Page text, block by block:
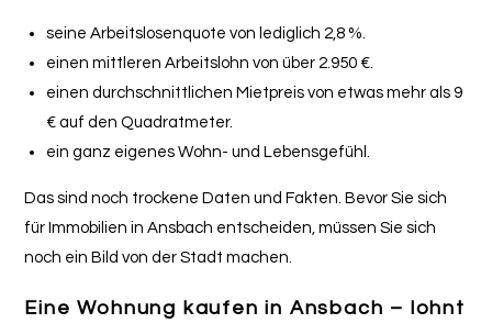
seine Arbeitslosenquote von lediglich 2,8 %.
einen mittleren Arbeitslohn von über 2.950 €.
einen durchschnittlichen Mietpreis von etwas mehr als 9
€ auf den Quadratmeter.
ein ganz eigenes Wohn- und Lebensgefühl.
Das sind noch trockene Daten und Fakten. Bevor Sie sich
für Immobilien in Ansbach entscheiden, müssen Sie sich
noch ein Bild von der Stadt machen.
Eine Wohnung kaufen in Ansbach – lohnt